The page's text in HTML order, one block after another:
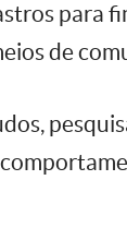
para
de